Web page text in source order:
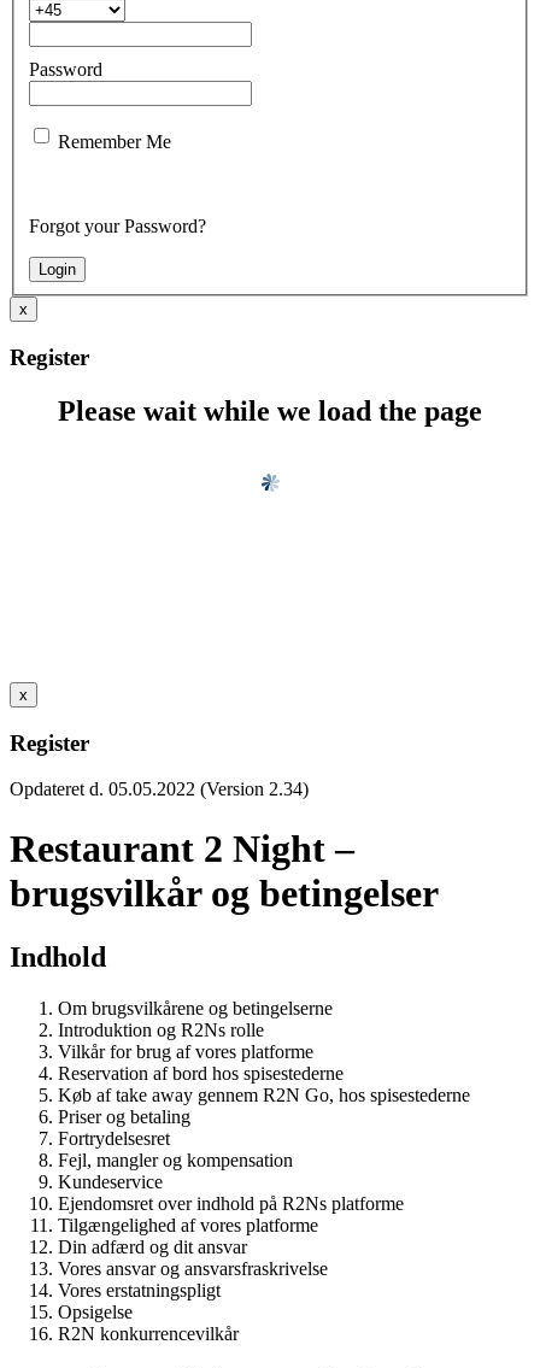
Password
Remember Me
Forgot your Password?
x
Register
Please wait while we load the page
x
Register
Opdateret d. 05.05.2022 (Version 2.34)
Restaurant 2 Night –
brugsvilkår og betingelser
Indhold
Om brugsvilkårene og betingelserne
Introduktion og R2Ns rolle
Vilkår for brug af vores platforme
Reservation af bord hos spisestederne
Køb af take away gennem R2N Go, hos spisestederne
Priser og betaling
Fortrydelsesret
Fejl, mangler og kompensation
Kundeservice
Ejendomsret over indhold på R2Ns platforme
Tilgængelighed af vores platforme
Din adfærd og dit ansvar
Vores ansvar og ansvarsfraskrivelse
Vores erstatningspligt
Opsigelse
R2N konkurrencevilkår